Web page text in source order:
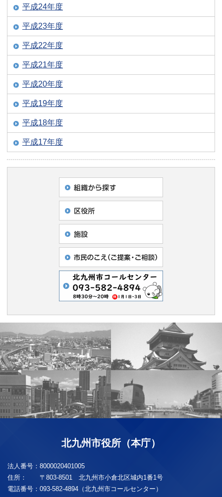
平成24年度
平成23年度
平成22年度
平成21年度
平成20年度
平成19年度
平成18年度
平成17年度
北九州市役所（本庁）
法人番号： 8000020401005
住所：
〒803-8501 北九州市小倉北区城内1番1号
電話番号： 093-582-4894（北九州市コールセンター）